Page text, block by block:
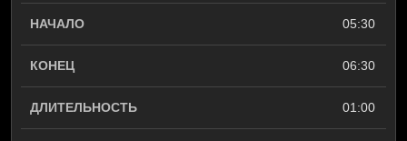
05:30
06:30
01:00